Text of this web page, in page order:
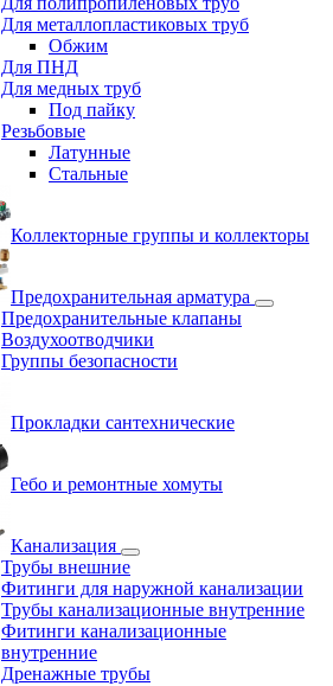
Для металлопластиковых труб
Обжим
Для ПНД
Для медных труб
Под пайку
Резьбовые
Латунные
Cтальные
Коллекторные группы и коллекторы
Предохранительная арматура
Предохранительные клапаны
Воздухоотводчики
Группы безопасности
Прокладки сантехнические
Гебо и ремонтные хомуты
Канализация
Трубы внешние
Фитинги для наружной канализации
Трубы канализационные внутренние
Фитинги канализационные
внутренние
Дренажные трубы